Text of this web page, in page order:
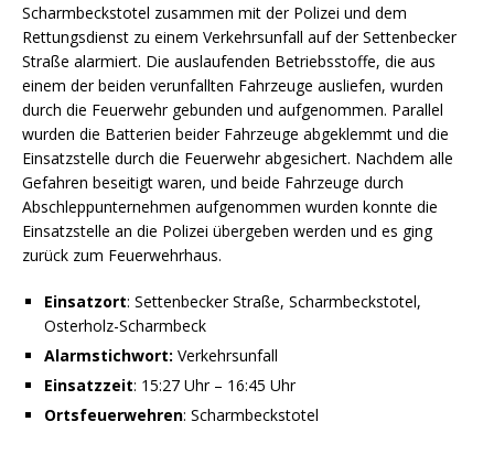
Scharmbeckstotel zusammen mit der Polizei und dem
Rettungsdienst zu einem Verkehrsunfall auf der Settenbecker
Straße alarmiert. Die auslaufenden Betriebsstoffe, die aus
einem der beiden verunfallten Fahrzeuge ausliefen, wurden
durch die Feuerwehr gebunden und aufgenommen. Parallel
wurden die Batterien beider Fahrzeuge abgeklemmt und die
Einsatzstelle durch die Feuerwehr abgesichert. Nachdem alle
Gefahren beseitigt waren, und beide Fahrzeuge durch
Abschleppunternehmen aufgenommen wurden konnte die
Einsatzstelle an die Polizei übergeben werden und es ging
zurück zum Feuerwehrhaus.
Einsatzort: Settenbecker Straße, Scharmbeckstotel,
Osterholz-Scharmbeck
Alarmstichwort: Verkehrsunfall
Einsatzzeit: 15:27 Uhr – 16:45 Uhr
Ortsfeuerwehren: Scharmbeckstotel